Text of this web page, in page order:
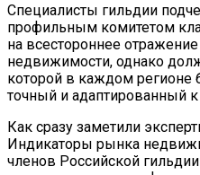
Специалисты гильдии
профильным комитетом
на всестороннее
недвижимости, однако
которой в каждом регионе
точный и адаптированный
Как сразу заметили
Индикаторы рынка
членов Российской